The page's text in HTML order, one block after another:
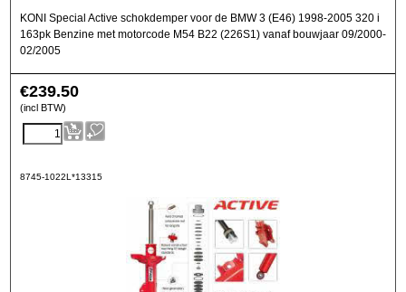
KONI Special Active schokdemper voor de BMW 3 (E46) 1998-2005 320 i
163pk Benzine met motorcode M54 B22 (226S1) vanaf bouwjaar 09/2000-
02/2005
€239.50
(incl BTW)
8745-1022L*13315